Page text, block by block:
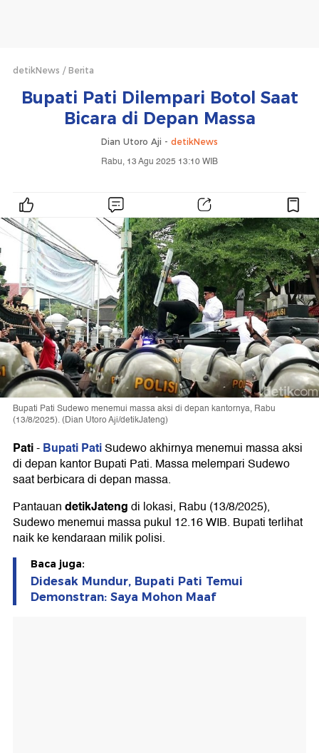
detikNews Berita
Bupati Pati Dilempari Botol Saat
Bicara di Depan Massa
Dian Utoro Aji - detikNews
Rabu, 13 Agu 2025 13:10 WIB
Bupati Pati Sudewo menemui massa aksi di depan kantornya, Rabu
(13/8/2025). (Dian Utoro Aji/detikJateng)
Pati-Bupati PatiSudewo akhirnya menemui massa aksi
di depan kantor Bupati Pati. Massa melempari Sudewo
saat berbicara di depan massa.
PantauandetikJatengdi lokasi, Rabu (13/8/2025),
Sudewo menemui massa pukul 12.16 WIB. Bupati terlihat
naik ke kendaraan milik polisi.
Baca juga:
Didesak Mundur, Bupati Pati Temui
Demonstran: Saya Mohon Maaf